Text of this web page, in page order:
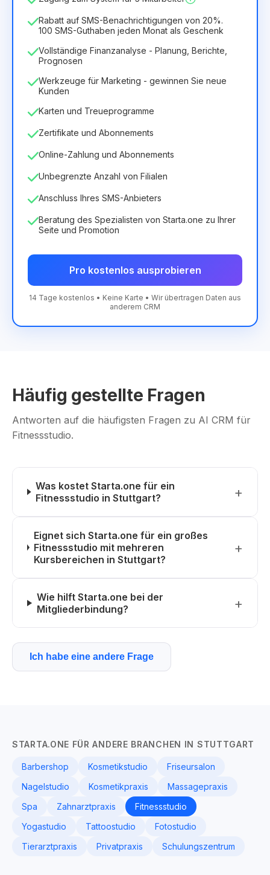
Rabatt auf SMS-Benachrichtigungen von 20%.
100 SMS-Guthaben jeden Monat als Geschenk
Vollständige Finanzanalyse - Planung, Berichte,
Prognosen
Werkzeuge für Marketing - gewinnen Sie neue
Kunden
Karten und Treueprogramme
Zertifikate und Abonnements
Online-Zahlung und Abonnements
Unbegrenzte Anzahl von Filialen
Anschluss Ihres SMS-Anbieters
Beratung des Spezialisten von Starta.one zu Ihrer
Seite und Promotion
Pro kostenlos ausprobieren
14 Tage kostenlos • Keine Karte • Wir übertragen Daten aus
anderem CRM
Häufig gestellte Fragen
Antworten auf die häufigsten Fragen zu AI CRM für
Fitnessstudio.
Was kostet Starta.one für ein
Fitnessstudio in Stuttgart?
Eignet sich Starta.one für ein großes
Fitnessstudio mit mehreren
Kursbereichen in Stuttgart?
Wie hilft Starta.one bei der
Mitgliederbindung?
Ich habe eine andere Frage
STARTA.ONE FÜR ANDERE BRANCHEN IN STUTTGART
Barbershop Kosmetikstudio
Friseursalon
Nagelstudio
Kosmetikpraxis
Massagepraxis
Spa
Zahnarztpraxis
Fitnessstudio
Yogastudio
Tattoostudio
Fotostudio
Tierarztpraxis
Privatpraxis Schulungszentrum